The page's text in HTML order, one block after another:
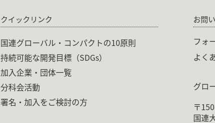
クイックリンク
国連グローバル・コンパクトの10原則
持続可能な開発目標（SDGs）
加入企業・団体一覧
分科会活動
署名・加入をご検討の方
お問
フォ
よく
グロ
〒
国連